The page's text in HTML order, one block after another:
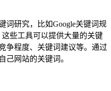
词研究，比如Google关键词规
这些工具可以提供大量的关键
争程度、关键词建议等。通过
己网站的关键词。